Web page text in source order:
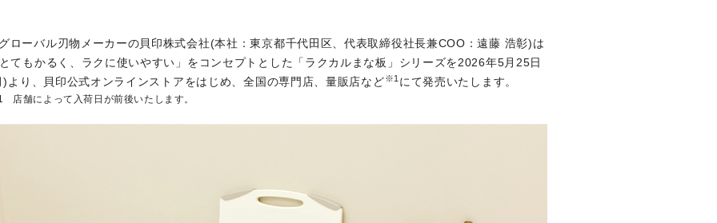
グローバル刃物メーカーの貝印株式会社(本社：東京都千代田区、代表取締役社長兼COO：遠藤 浩彰)は
とてもかるく、ラクに使いやすい」をコンセプトとした「ラクカルまな板」シリーズを2026年5月25日
)より、貝印公式オンラインストアをはじめ、全国の専門店、量販店など※1 にて発売いたします。
店舗によって入荷日が前後いたします。